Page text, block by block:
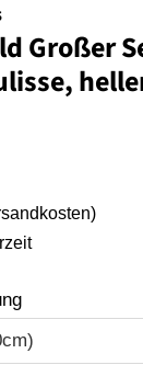
Großer